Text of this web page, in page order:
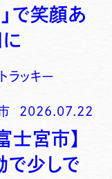
で笑顔あ
トラッキー
2026.07.22
士宮市】
で少しで